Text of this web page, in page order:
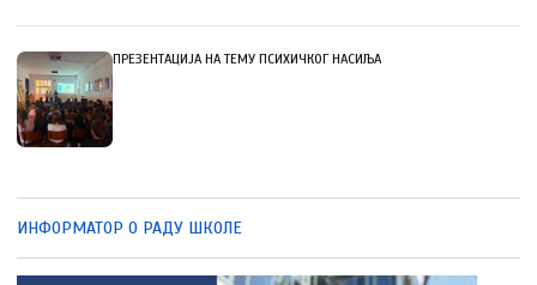
ПРЕЗЕНТАЦИЈА НА ТЕМУ ПСИХИЧКОГ НАСИЉА
ИНФОРМАТОР О РАДУ ШКОЛЕ